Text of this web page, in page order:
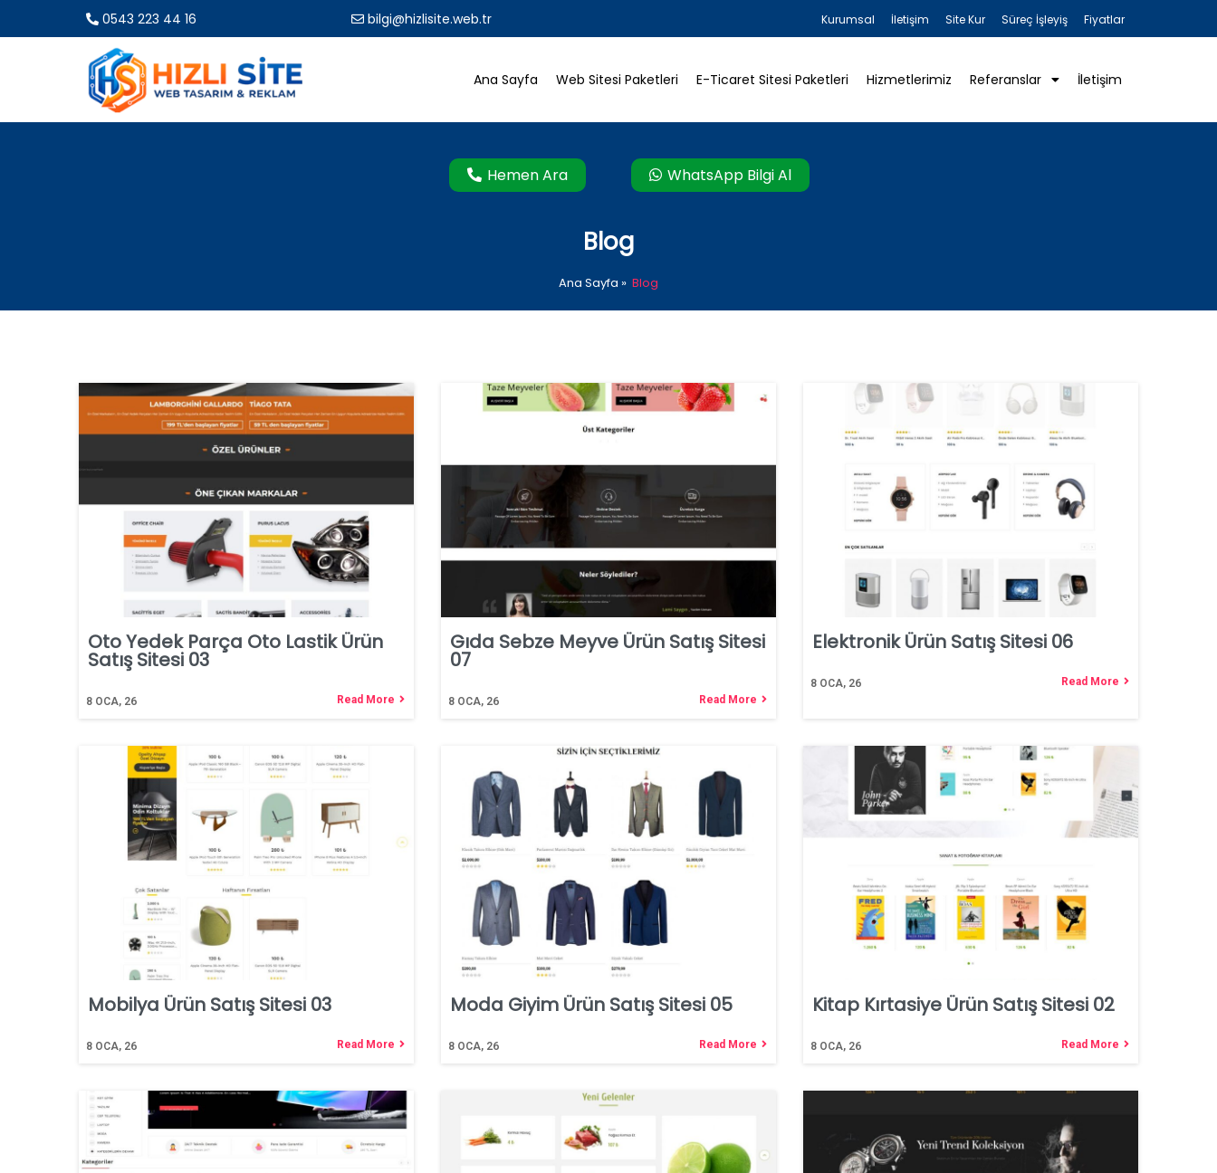
0543 223 44 16 bilgi@hizlisite.web.tr Kurumsal İletişim Site Kur Süreç İşleyiş Fiyatlar
Ana Sayfa Web Sitesi Paketleri E-Ticaret Sitesi Paketleri Hizmetlerimiz Referanslar İletişim
Hemen Ara WhatsApp Bilgi Al
Blog
Ana Sayfa » Blog
Oto Yedek Parça Oto Lastik Ürün
Satış Sitesi 03
8 OCA, 26 Read More
Gıda Sebze Meyve Ürün Satış Sitesi
07
8 OCA, 26 Read More
Elektronik Ürün Satış Sitesi 06
8 OCA, 26 Read More
Mobilya Ürün Satış Sitesi 03
8 OCA, 26 Read More
Moda Giyim Ürün Satış Sitesi 05
8 OCA, 26 Read More
Kitap Kırtasiye Ürün Satış Sitesi 02
8 OCA, 26 Read More